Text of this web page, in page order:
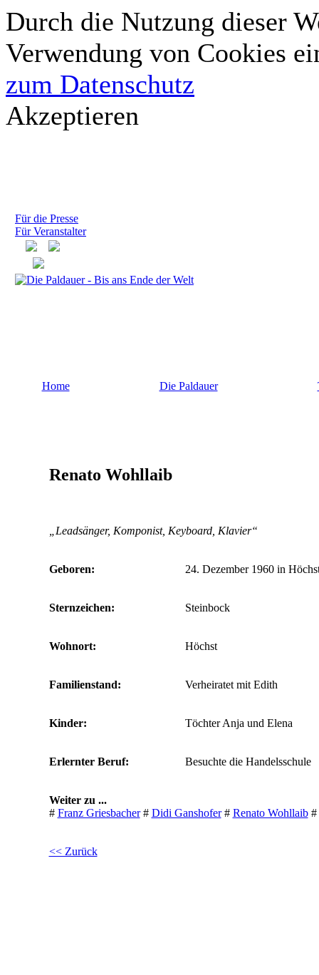
Durch die Nutzung dieser
Verwendung von Cookies
zum Datenschutz
Akzeptieren
Für die Presse
Für Veranstalter
Home Die Paldauer
Renato Wohllaib
„Leadsänger, Komponist, Keyboard, Klavier“
Geboren: 24. Dezember 1960 in
Sternzeichen: Steinbock
Wohnort: Höchst
Familienstand: Verheiratet mit Edith
Kinder: Töchter Anja und Elena
Erlernter Beruf: Besuchte die Handelsschule
Weiter zu ...
# Franz Griesbacher# Didi Ganshofer# Renato Wohllaib#
<< Zurück